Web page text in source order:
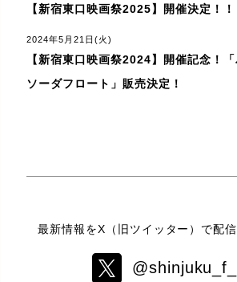
【新宿東口映画祭2025】開催決定！！
2024年5月21日(火)
【新宿東口映画祭2024】開催記念！
ソーダフロート」販売決定！
最新情報をX（旧ツイッター）で配信